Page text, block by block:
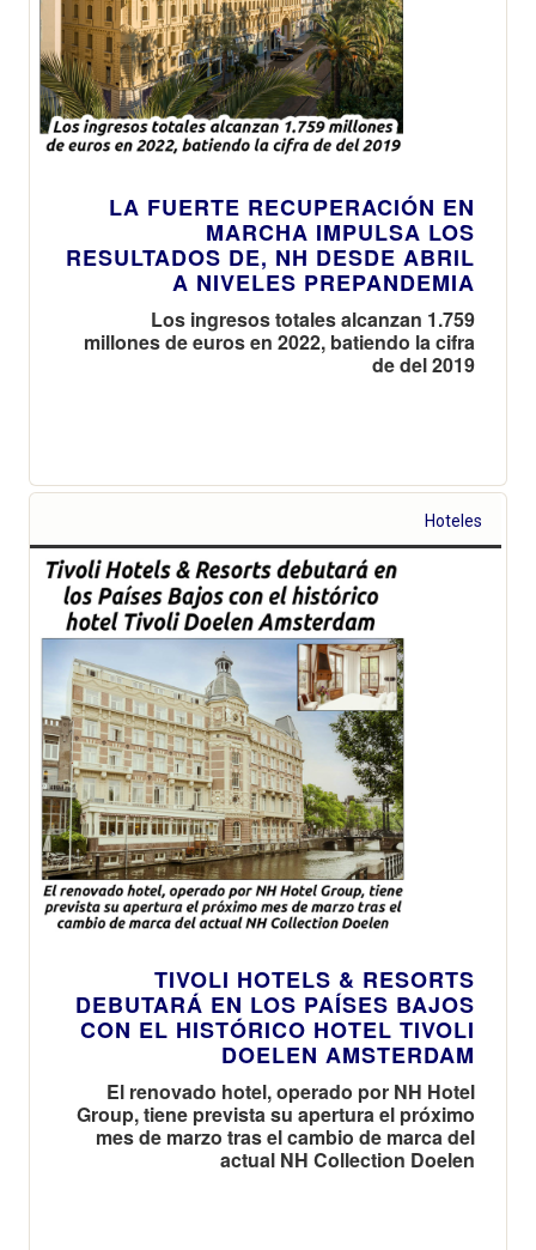
LA FUERTE RECUPERACIÓN EN
MARCHA IMPULSA LOS
RESULTADOS DE, NH DESDE ABRIL
A NIVELES PREPANDEMIA
Los ingresos totales alcanzan 1.759
millones de euros en 2022, batiendo la cifra
de del 2019
Hoteles
TIVOLI HOTELS & RESORTS
DEBUTARÁ EN LOS PAÍSES BAJOS
CON EL HISTÓRICO HOTEL TIVOLI
DOELEN AMSTERDAM
El renovado hotel, operado por NH Hotel
Group, tiene prevista su apertura el próximo
mes de marzo tras el cambio de marca del
actual NH Collection Doelen